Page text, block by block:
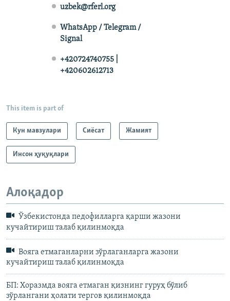
uzbek@rferl.org
WhatsApp / Telegram /
Signal
+420724740755 |
+420602612713
This item is part of
Кун мавзулари Сиёсат Жамият
Инсон ҳуқуқлари
Алоқадор
Ўзбекистонда педофилларга қарши жазони
кучайтириш талаб қилинмоқда
Вояга етмаганларни зўрлаганларга жазони
кучайтириш талаб қилинмоқда
БП: Хоразмда вояга етмаган қизнинг гуруҳ бўлиб
зўрлангани ҳолати тергов қилинмоқда